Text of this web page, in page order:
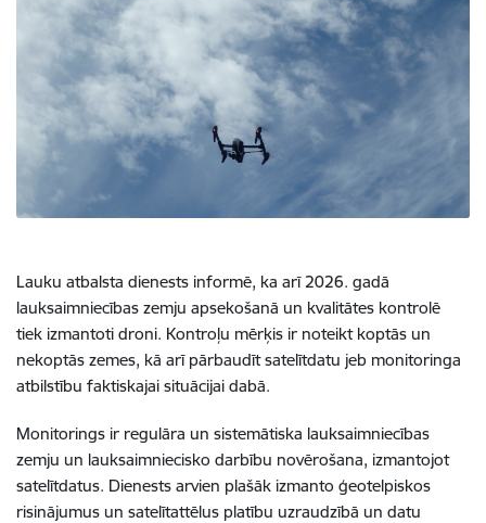
Lauku atbalsta dienests informē, ka arī 2026. gadā
lauksaimniecības zemju apsekošanā un kvalitātes kontrolē
tiek izmantoti droni. Kontroļu mērķis ir noteikt koptās un
nekoptās zemes, kā arī pārbaudīt satelītdatu jeb monitoringa
atbilstību faktiskajai situācijai dabā.
Monitorings ir regulāra un sistemātiska lauksaimniecības
zemju un lauksaimniecisko darbību novērošana, izmantojot
satelītdatus. Dienests arvien plašāk izmanto ģeotelpiskos
risinājumus un satelītattēlus platību uzraudzībā un datu